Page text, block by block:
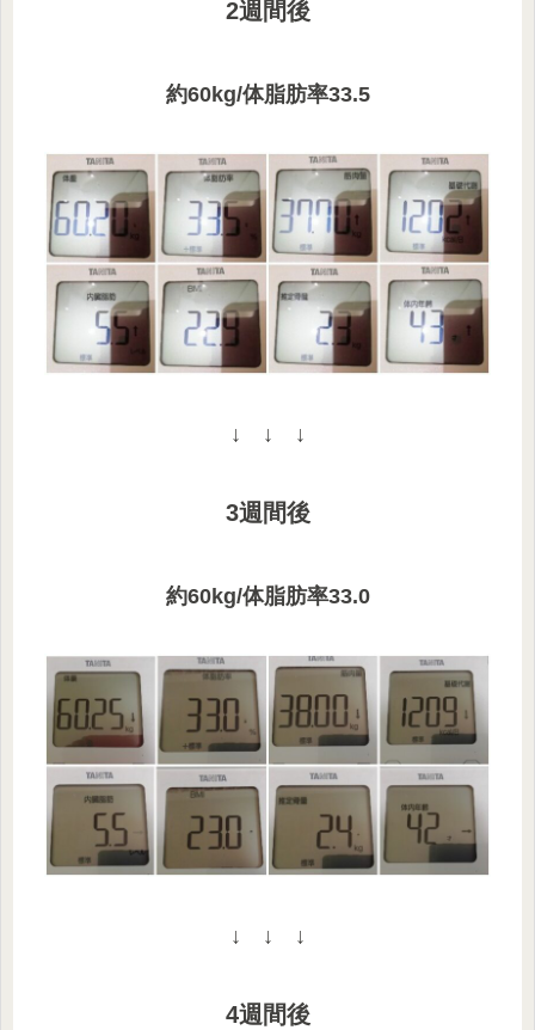
2週間後
約60kg/体脂肪率33.5
↓ ↓ ↓
3週間後
約60kg/体脂肪率33.0
↓ ↓ ↓
4週間後